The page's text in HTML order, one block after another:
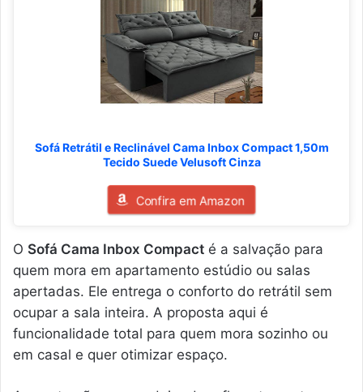
Sofá Retrátil e Reclinável Cama Inbox Compact 1,50m
Tecido Suede Velusoft Cinza
Confira em Amazon
O Sofá Cama Inbox Compact é a salvação para
quem mora em apartamento estúdio ou salas
apertadas. Ele entrega o conforto do retrátil sem
ocupar a sala inteira. A proposta aqui é
funcionalidade total para quem mora sozinho ou
em casal e quer otimizar espaço.